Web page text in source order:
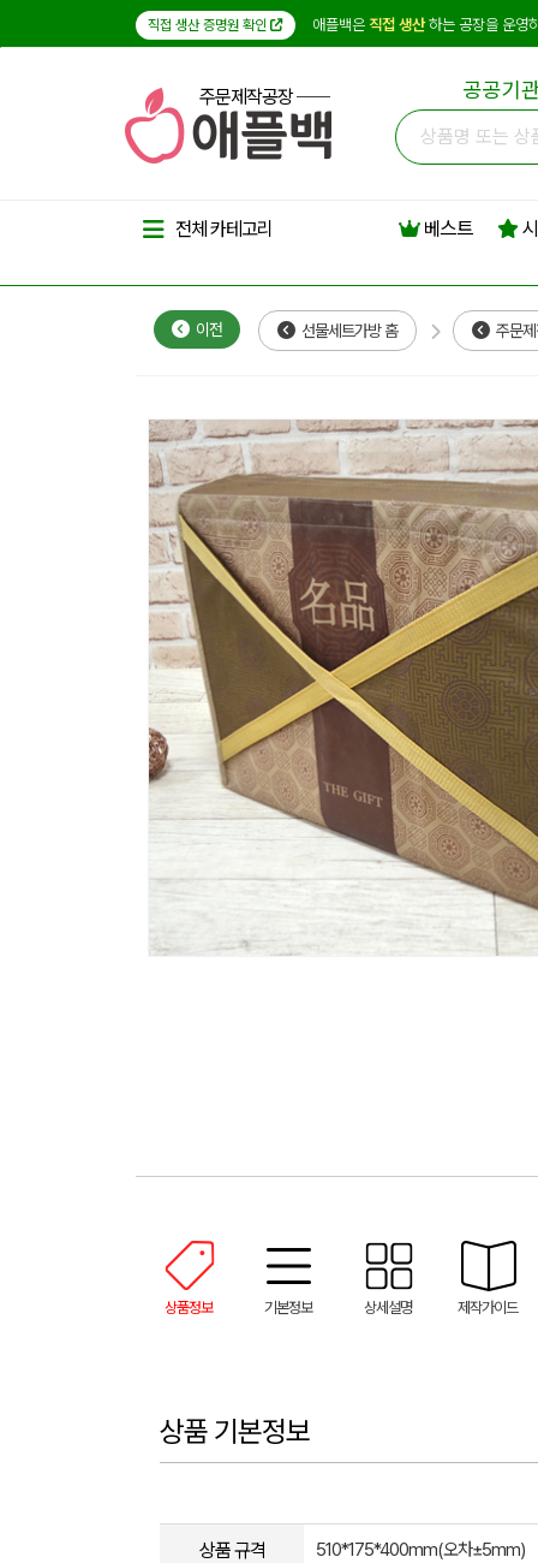
직접 생산 증명원 확인 애플백은 직접 생산하는 공장을 운영
주문제작공장 공공기
전체 카테고리 베스트
이전 선물세트가방 홈 주문
상품정보 기본정보 상세설명 제작가이드
상품 기본정보
상품 규격 510*175*400mm(오차±5mm​)